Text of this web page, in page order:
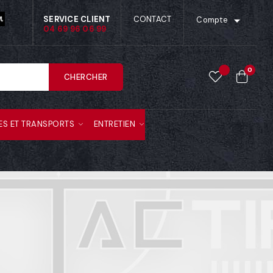
SERVICE CLIENT
04 69 96 06 99
CONTACT Compte 
CHERCHER
0
ET TRANSPORTS ENTRETIEN